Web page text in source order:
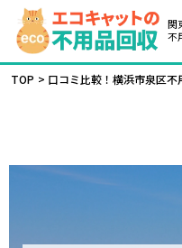
関
不
TOP 口コミ比較！横浜市泉区不